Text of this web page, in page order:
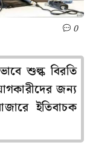
0
শুল্ক বিরতি
জন্য
ইতিবাচক